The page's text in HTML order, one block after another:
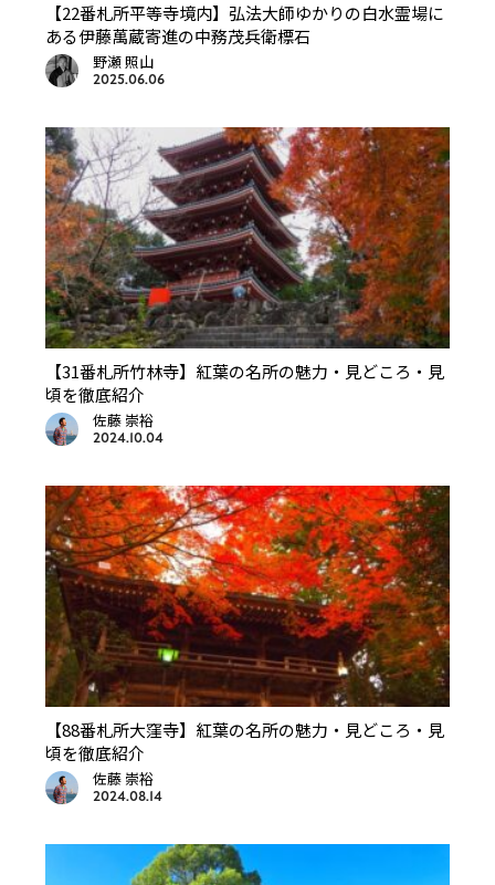
【22番札所平等寺境内】弘法大師ゆかりの白水霊場に
ある伊藤萬蔵寄進の中務茂兵衛標石
野瀬 照山
2025.06.06
【31番札所竹林寺】紅葉の名所の魅力・見どころ・見
頃を徹底紹介
佐藤 崇裕
2024.10.04
【88番札所大窪寺】紅葉の名所の魅力・見どころ・見
頃を徹底紹介
佐藤 崇裕
2024.08.14